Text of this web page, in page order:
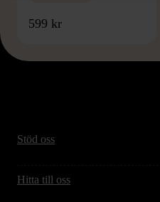
599 kr
Stöd oss
Hitta till oss